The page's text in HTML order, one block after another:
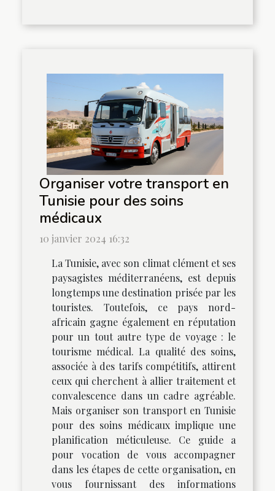
Organiser votre transport en
Tunisie pour des soins
médicaux
10 janvier 2024 16:32
La Tunisie, avec son climat clément et ses
paysagistes méditerranéens, est depuis
longtemps une destination prisée par les
touristes. Toutefois, ce pays nord-
africain gagne également en réputation
pour un tout autre type de voyage : le
tourisme médical. La qualité des soins,
associée à des tarifs compétitifs, attirent
ceux qui cherchent à allier traitement et
convalescence dans un cadre agréable.
Mais organiser son transport en Tunisie
pour des soins médicaux implique une
planification méticuleuse. Ce guide a
pour vocation de vous accompagner
dans les étapes de cette organisation, en
vous fournissant des informations